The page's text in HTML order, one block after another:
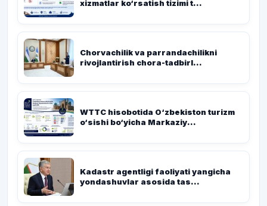
xizmatlar ko‘rsatish tizimi t...
Chorvachilik va parrandachilikni
rivojlantirish chora-tadbirl...
WTTC hisobotida O‘zbekiston turizm
o‘sishi bo‘yicha Markaziy...
Kadastr agentligi faoliyati yangicha
yondashuvlar asosida tas...